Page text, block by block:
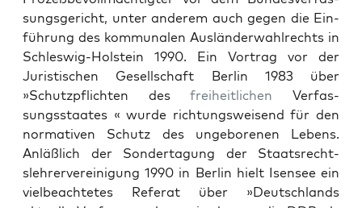
sungs­gericht, unter anderem auch gegen die Ein­
führung des kom­mu­nalen Aus­län­der­wahlrechts in
Schleswig-Hol­stein 1990. Ein Vor­trag vor der
Juris­tis­chen Gesellschaft Berlin 1983 über
»Schutzpflicht­en desfrei­heitlichen Ver­fas­
sungsstaates « wurde rich­tungsweisend für den
nor­ma­tiv­en Schutz des unge­bore­nen Lebens.
Anläßlich der Son­derta­gung der Staat­srecht­
slehrervere­ini­gung 1990 in Berlin hielt Isensee ein
viel­beachtetes Refer­at über »Deutsch­lands